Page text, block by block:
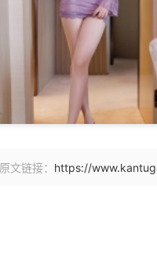
原文链接： https://